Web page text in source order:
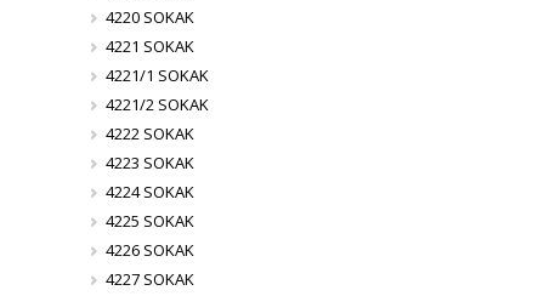
4220 SOKAK
4221 SOKAK
4221/1 SOKAK
4221/2 SOKAK
4222 SOKAK
4223 SOKAK
4224 SOKAK
4225 SOKAK
4226 SOKAK
4227 SOKAK